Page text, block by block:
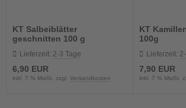
KT Salbeiblätter
geschnitten 100 g
Lieferzeit: 2-3 Tage
6,90 EUR
inkl. 7 % MwSt. zzgl. Versandkosten
KT
100g
Lieferzeit:
7,90 EUR
inkl. 7 % MwSt.